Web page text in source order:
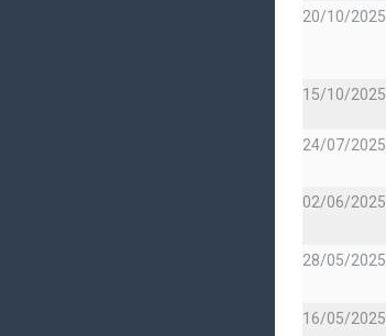
20/10/2025
15/10/2025
24/07/2025
02/06/2025
28/05/2025
16/05/2025